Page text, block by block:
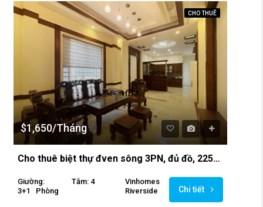
CHO THUÊ
$1,650/Tháng
Cho thuê biệt thự đven sông 3PN, đủ đồ, 225m2, tại Vinhomes Riverside Hoa Phượng
Giường:
3+1
Phòng
Tắm: 4
Vinhomes
Riverside
Chi tiết